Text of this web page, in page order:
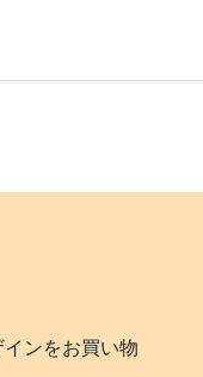
ンをお買い物